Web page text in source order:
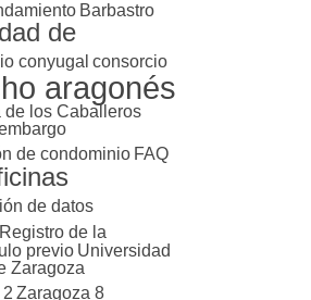
Barbastro
de
conyugal consorcio
aragonés
de los Caballeros
de condominio FAQ
de datos
Registro de la
previo Universidad
Zaragoza
Zaragoza 8